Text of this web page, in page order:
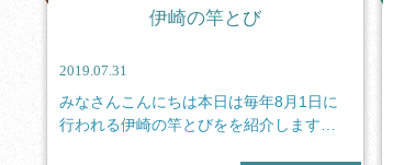
伊崎の竿とび
2019.07.31
みなさんこんにちは本日は毎年8月1日に
行われる伊崎の竿とびをを紹介します。